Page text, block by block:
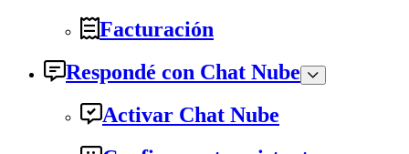
Facturación
Respondé con Chat Nube
Activar Chat Nube